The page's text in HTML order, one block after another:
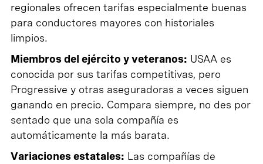
regionales ofrecen tarifas especialmente buenas
para conductores mayores con historiales
limpios.
Miembros del ejército y veteranos: USAA es
conocida por sus tarifas competitivas, pero
Progressive y otras aseguradoras a veces siguen
ganando en precio. Compara siempre, no des por
sentado que una sola compañía es
automáticamente la más barata.
Variaciones estatales: Las compañías de